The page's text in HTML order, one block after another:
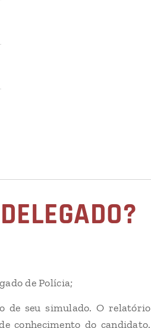
de Polícia;
de seu simulado. O relatório
conhecimento do candidato.